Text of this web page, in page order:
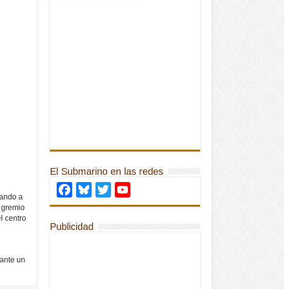
a
centro
un
El Submarino en las redes
Facebook
Bluesky
Twitter
Publicidad